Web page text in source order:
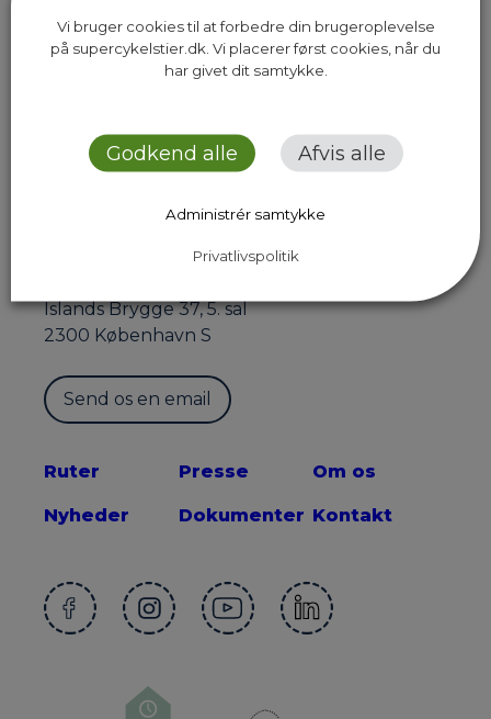
smartphone. Undersøgelsen handler om…
Islands Brygge 37, 5. sal
2300 København S
Send os en email
Ruter
Nyheder
Presse
Dokumenter
Om os
Kontakt
Vi bruger cookies til at forbedre din brugeroplevelse
på supercykelstier.dk. Vi placerer først cookies, når du
har givet dit samtykke.
Godkend alle Afvis alle
Administrér samtykke
Privatlivspolitik